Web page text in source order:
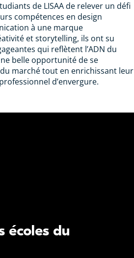
de LISAA de relever un défi
compétences en design
à une marque
et storytelling, ils ont su
qui reflètent l’ADN du
belle opportunité de se
marché tout en enrichissant leur
d’envergure.
écoles du